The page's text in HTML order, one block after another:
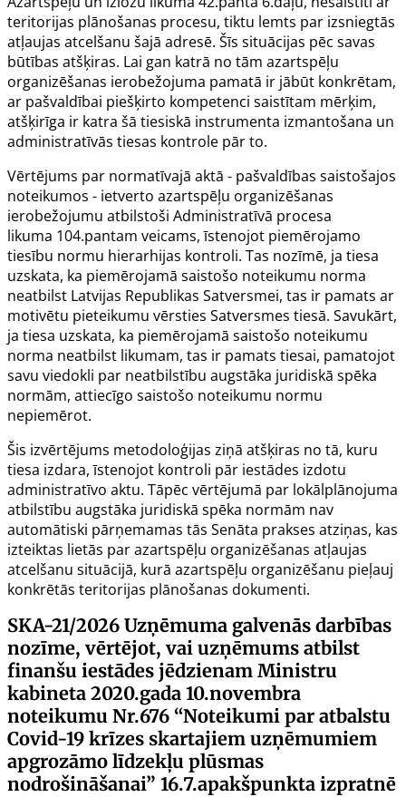
teritorijas plānošanas procesu, tiktu lemts par izsniegtās
atļaujas atcelšanu šajā adresē. Šīs situācijas pēc savas
būtības atšķiras. Lai gan katrā no tām azartspēļu
organizēšanas ierobežojuma pamatā ir jābūt konkrētam,
ar pašvaldībai piešķirto kompetenci saistītam mērķim,
atšķirīga ir katra šā tiesiskā instrumenta izmantošana un
administratīvās tiesas kontrole pār to.
Vērtējums par normatīvajā aktā - pašvaldības saistošajos
noteikumos - ietverto azartspēļu organizēšanas
ierobežojumu atbilstoši Administratīvā procesa
likuma 104.pantam veicams, īstenojot piemērojamo
tiesību normu hierarhijas kontroli. Tas nozīmē, ja tiesa
uzskata, ka piemērojamā saistošo noteikumu norma
neatbilst Latvijas Republikas Satversmei, tas ir pamats ar
motivētu pieteikumu vērsties Satversmes tiesā. Savukārt,
ja tiesa uzskata, ka piemērojamā saistošo noteikumu
norma neatbilst likumam, tas ir pamats tiesai, pamatojot
savu viedokli par neatbilstību augstāka juridiskā spēka
normām, attiecīgo saistošo noteikumu normu
nepiemērot.
Šis izvērtējums metodoloģijas ziņā atšķiras no tā, kuru
tiesa izdara, īstenojot kontroli pār iestādes izdotu
administratīvo aktu. Tāpēc vērtējumā par lokālplānojuma
atbilstību augstāka juridiskā spēka normām nav
automātiski pārņemamas tās Senāta prakses atziņas, kas
izteiktas lietās par azartspēļu organizēšanas atļaujas
atcelšanu situācijā, kurā azartspēļu organizēšanu pieļauj
konkrētās teritorijas plānošanas dokumenti.
SKA-21/2026 Uzņēmuma galvenās darbības
nozīme, vērtējot, vai uzņēmums atbilst
finanšu iestādes jēdzienam Ministru
kabineta 2020.gada 10.novembra
noteikumu Nr.676 “Noteikumi par atbalstu
Covid-19 krīzes skartajiem uzņēmumiem
apgrozāmo līdzekļu plūsmas
nodrošināšanai” 16.7.apakšpunkta izpratnē